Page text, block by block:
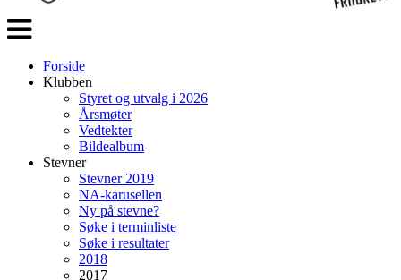
Veksle
navigasjon
Forside
Klubben
Styret og utvalg i 2026
Årsmøter
Vedtekter
Bildealbum
Stevner
Stevner 2019
NA-karusellen
Ny på stevne?
Søke i terminliste
Søke i resultater
2018
2017